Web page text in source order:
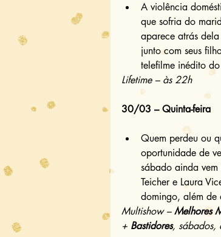
A violência
que sofria do
aparece atrás
junto com seus
telefilme inédito do
Lifetime – às 22h
30/03 – Quinta-feira
Quem perdeu ou
oportunidade de
sábado ainda
Teicher e Laura
domingo, além de
Multishow – Melhores
+ Bastidores, sábados,